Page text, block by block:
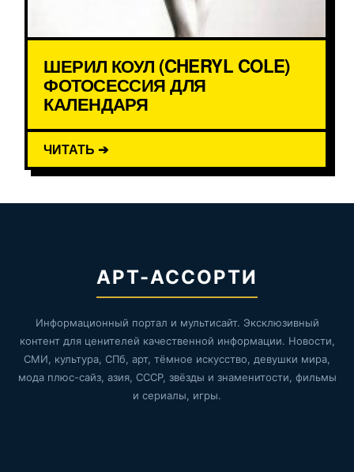
ШЕРИЛ КОУЛ (CHERYL COLE)
ФОТОСЕССИЯ ДЛЯ
КАЛЕНДАРЯ
ЧИТАТЬ ➔
АРТ-АССОРТИ
Информационный портал и мультисайт. Эксклюзивный
контент для ценителей качественной информации. Новости,
СМИ, культура, СПб, арт, тёмное искусство, девушки мира,
мода плюс-сайз, азия, СССР, звёзды и знаменитости, фильмы
и сериалы, игры.